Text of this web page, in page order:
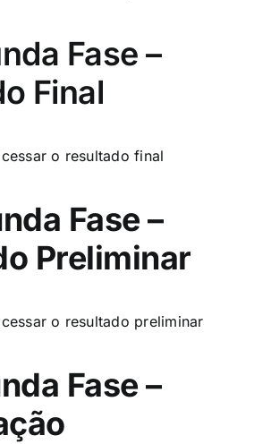
Fase –
Final
o resultado final
Fase –
Preliminar
o resultado preliminar
Fase –